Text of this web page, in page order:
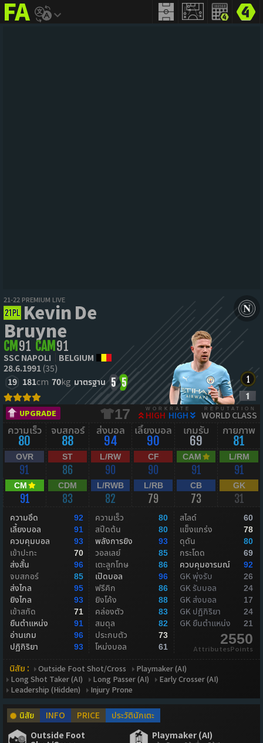
addict
21-22 PREMIUM LIVE
Kevin De
Bruyne
CM 91 CAM 91
SSC NAPOLI
BELGIUM
28.6.1991(35)
19 181cm 70kg มาตรฐาน 5 5
UPGRADE 17 WORKRATE
HIGH HIGH
REPUTATION
WORLD CLASS
ความเร็ว
80
จบสกอร์
88
ส่งบอล
94
เลี้ยงบอล
90
เกมรับ
69
กายภาพ
81
OVR
91
ST
86
L/RW
90
CF
90
CAM
91
L/RM
91
CM
91
CDM
83
L/RWB
82
L/RB
79
CB
73
GK
31
ความอึด 92
เลี้ยงบอล 91
ควบคุมบอล 93
เข้าปะทะ 70
ส่งสั้น 96
จบสกอร์ 85
ส่งไกล 95
ยิงไกล 93
เข้าสกัด 71
ยืนตำแหน่ง 91
อ่านเกม 96
ปฏิกิริยา 93
ความเร็ว 80
สปีดต้น 80
พลังการยิง 93
วอลเลย์ 85
เตะลูกโทษ 86
เปิดบอล 96
ฟรีคิก 86
ยิงโค้ง 88
คล่องตัว 83
สมดุล 82
ประกบตัว 73
โหม่งบอล 61
สไลด์ 60
แข็งแกร่ง 78
ดุดัน 80
กระโดด 69
ควบคุมอารมณ์ 92
GK พุ่งรับ 26
GK รับบอล 24
GK ส่งบอล 17
GK ปฏิกิริยา 24
GK ยืนตำแหน่ง 21
2550
AttributesPoints
นิสัย : Outside Foot Shot/Cross
Playmaker (AI)
Long Shot Taker (AI)
Long Passer (AI)
Early Crosser (AI)
Leadership (Hidden)
Injury Prone
นิสัย INFO PRICE
ประวัตินักเตะ
Outside Foot
Playmaker (AI)